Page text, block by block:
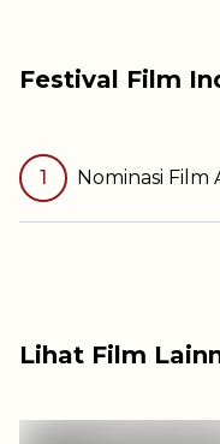
Festival Film
1 Nominasi Film
Lihat Film